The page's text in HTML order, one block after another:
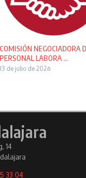
COMISIÓN NEGOCIADORA
PERSONAL LABORA ...
13 de julio de 2026
14
33 04